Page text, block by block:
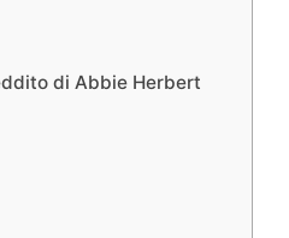
di Abbie Herbert